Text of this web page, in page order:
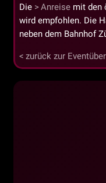
Die Anreise mit den
wird empfohlen. Die
neben dem Bahnhof
zurück zur